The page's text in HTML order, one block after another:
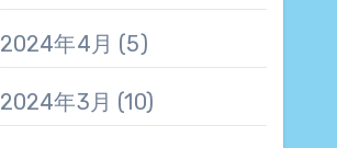
2024年4月 (5)
2024年3月 (10)